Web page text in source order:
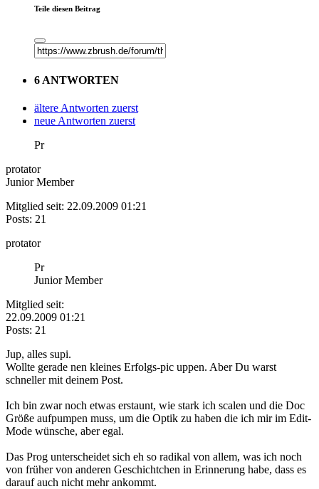
Teile diesen Beitrag
6 ANTWORTEN
ältere Antworten zuerst
neue Antworten zuerst
Pr
protator
Junior Member
Mitglied seit: 22.09.2009 01:21
Posts: 21
protator
Pr
Junior Member
Mitglied seit:
22.09.2009 01:21
Posts: 21
Jup, alles supi.
Wollte gerade nen kleines Erfolgs-pic uppen. Aber Du warst
schneller mit deinem Post.
Ich bin zwar noch etwas erstaunt, wie stark ich scalen und die Doc
Größe aufpumpen muss, um die Optik zu haben die ich mir im Edit-
Mode wünsche, aber egal.
Das Prog unterscheidet sich eh so radikal von allem, was ich noch
von früher von anderen Geschichtchen in Erinnerung habe, dass es
darauf auch nicht mehr ankommt.